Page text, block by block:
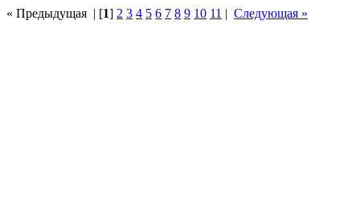
« Предыдущая | [1] 2 3 4 5 6 7 8 9 10 11 | Следующая »